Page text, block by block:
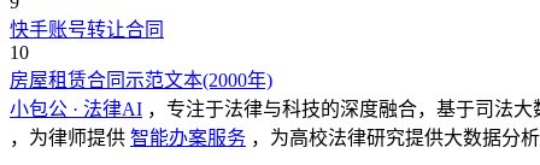
快手账号转让合同
10
房屋租赁合同示范文本(2000年)
小包公 · 法律AI ，专注于法律与科技的深度融合，基于司法
，为律师提供 智能办案服务 ，为高校法律研究提供大数据分